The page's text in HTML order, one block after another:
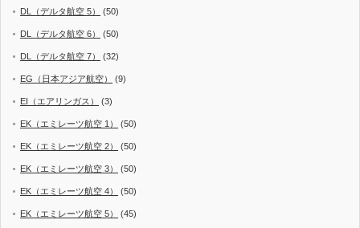
DL（デルタ航空 5） (50)
DL（デルタ航空 6） (50)
DL（デルタ航空 7） (32)
EG（日本アジア航空） (9)
EI（エアリンガス） (3)
EK（エミレーツ航空 1） (50)
EK（エミレーツ航空 2） (50)
EK（エミレーツ航空 3） (50)
EK（エミレーツ航空 4） (50)
EK（エミレーツ航空 5） (45)